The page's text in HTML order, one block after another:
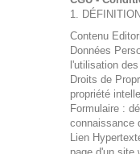
1.
Contenu
Données
l'utilisation
Droits de
propriété
Formulaire :
connaissance
Lien